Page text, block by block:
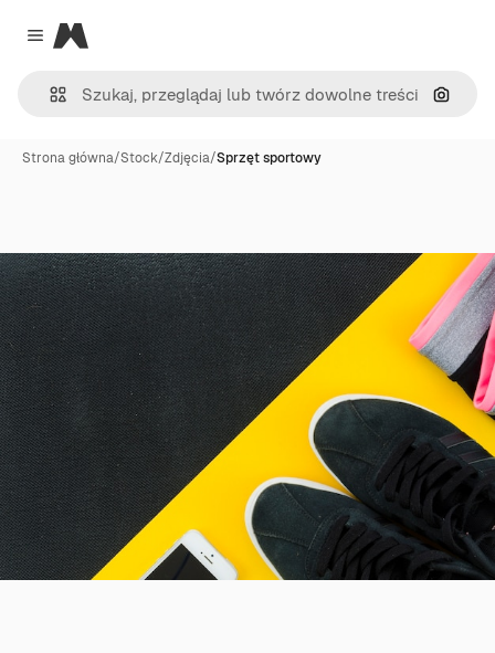
Close menu
Magnific
Szukaj
Strona główna/Stock/Zdjęcia/Sprzęt sportowy